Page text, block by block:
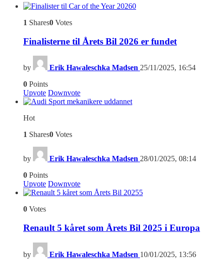
0
1 Shares0 Votes
Finalisterne til Årets Bil 2026 er fundet
by Erik Hawaleschka Madsen 25/11/2025, 16:54
0 Points
Upvote Downvote
Hot
1 Shares0 Votes
by Erik Hawaleschka Madsen 28/01/2025, 08:14
0 Points
Upvote Downvote
5
0 Votes
Renault 5 kåret som Årets Bil 2025 i Europa
by Erik Hawaleschka Madsen 10/01/2025, 13:56